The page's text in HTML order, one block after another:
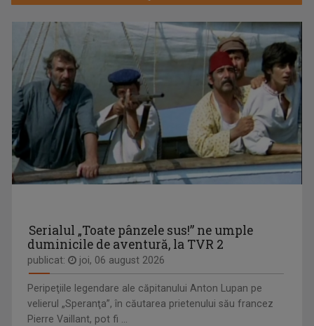
CURSA PRIN ISTORIE
Aventură, întâlniri neaşteptate şi comori ...
NATURĂ ŞI AVENTURĂ
O călătorie fascinantă prin cele mai sălbatice ...
Serialul „Toate pânzele sus!” ne umple
duminicile de aventură, la TVR 2
publicat: joi, 06 august 2026
Peripeţiile legendare ale căpitanului Anton Lupan pe
velierul „Speranţa”, în căutarea prietenului său francez
Pierre Vaillant, pot fi ...